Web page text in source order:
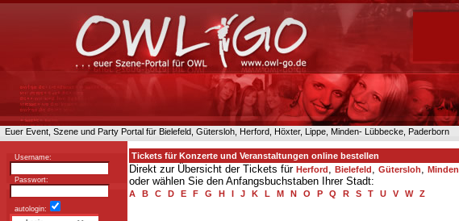
Euer Event, Szene und Party Portal für Bielefeld, Gütersloh, Herford, Höxter, Lippe, Minden- Lübbecke, Paderborn
Username:
Passwort:
autologin:
Tickets für Konzerte und Veranstaltungen online bestellen
Direkt zur Übersicht der Tickets für Herford, Bielefeld, Gütersloh, Minden
oder wählen Sie den Anfangsbuchstaben Ihrer Stadt:
A B C D E F G H I J K L M N O P Q R S T U V W Z